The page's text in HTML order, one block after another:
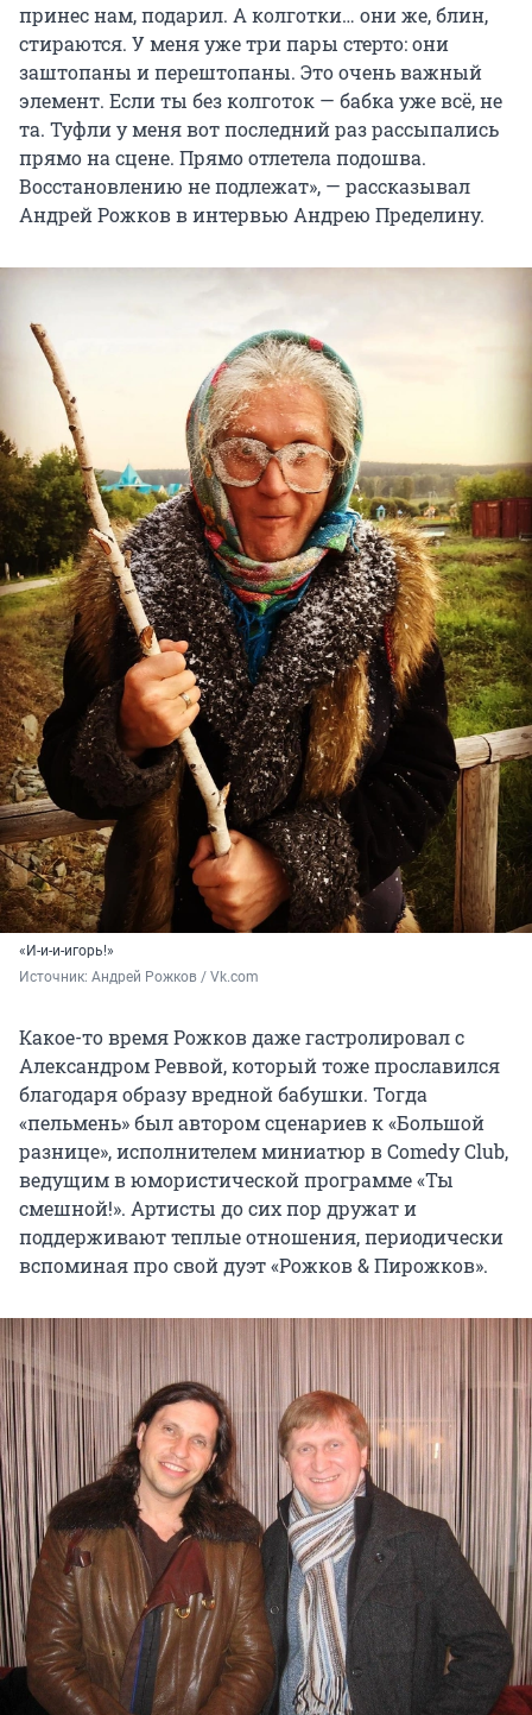
принес нам, подарил. А колготки… они же, блин,
стираются. У меня уже три пары стерто: они
заштопаны и перештопаны. Это очень важный
элемент. Если ты без колготок — бабка уже всё, не
та. Туфли у меня вот последний раз рассыпались
прямо на сцене. Прямо отлетела подошва.
Восстановлению не подлежат», — рассказывал
Андрей Рожков в интервью Андрею Пределину.
«И-и-и-игорь!»
Источник: Андрей Рожков / Vk.com
Какое-то время Рожков даже гастролировал с
Александром Реввой, который тоже прославился
благодаря образу вредной бабушки. Тогда
«пельмень» был автором сценариев к «Большой
разнице», исполнителем миниатюр в Comedy Club,
ведущим в юмористической программе «Ты
смешной!». Артисты до сих пор дружат и
поддерживают теплые отношения, периодически
вспоминая про свой дуэт «Рожков & Пирожков».